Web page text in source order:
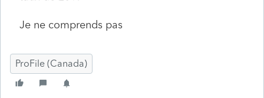
Je ne comprends pas
ProFile (Canada)